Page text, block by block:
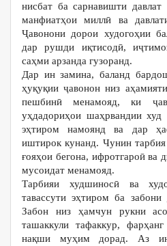
нисбат ба сарнавишти
манфиатҳои миллӣ ва
Ҷавонони дорои худогоҳии
дар рушди иқтисодӣ,
саҳми арзанда гузоранд.
Дар ин замина, баланд
ҳуқуқии ҷавонон низ
пешбинӣ менамояд, ки
уҳдадориҳои шаҳрвандии
эҳтиром намоянд ва дар
иштирок кунанд. Чунин
ғояҳои бегона, ифротгароӣ ва
мусоидат менамояд.
Тарбияи худшиносӣ ва
тавассути эҳтиром ба забони
Забон низ ҳамчун рукни
ташаккули тафаккур,
нақши муҳим дорад. Аз